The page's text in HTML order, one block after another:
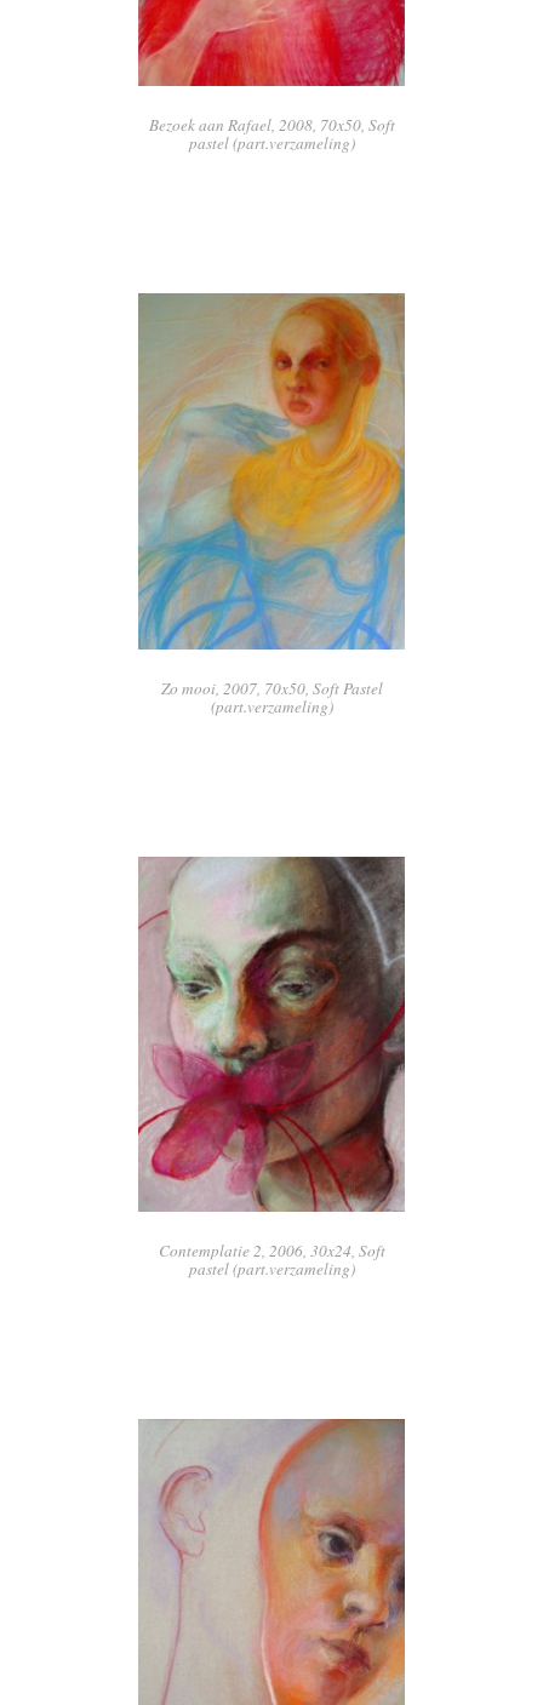
Bezoek aan Rafael, 2008, 70x50, Soft
pastel (part.verzameling)
Zo mooi, 2007, 70x50, Soft Pastel
(part.verzameling)
Contemplatie 2, 2006, 30x24, Soft
pastel (part.verzameling)